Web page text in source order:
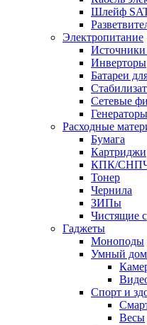
Шлейф
Электропитание
Источники
Инверторы
Батареи
Сетевые
Генераторы
Расходные
Бумага
Картриджи
КПК/
Тонер
Чернила
ЗИПы
Чистящие
Гаджеты
Моноподы
Умный дом
Спорт и
Весы